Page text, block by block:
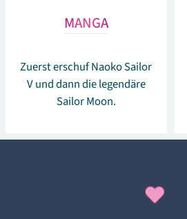
MANGA
Zuerst erschuf Naoko Sailor
V und dann die legendäre
Sailor Moon.